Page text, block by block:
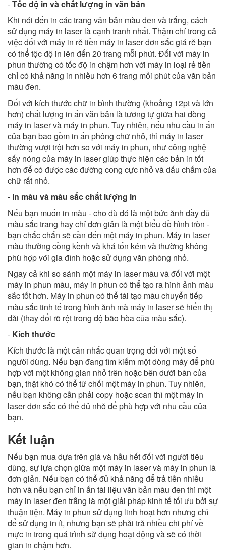
-Tốc độ in và chất lượng in văn bản
Khi nói đến in các trang văn bản màu đen và trắng, cách
sử dụng máy in laser là cạnh tranh nhất. Thậm chí trong cả
việc đối với máy in rẻ tiền máy in laser đơn sắc giá rẻ bạn
có thể tộc độ in lên đến 20 trang mỗi phút. Đối với máy in
phun thường có tốc độ in chậm hơn với máy in loại rẻ tiền
chỉ có khả năng in nhiều hơn 6 trang mỗi phút của văn bản
màu đen.
Đối với kích thước chữ in bình thường (khoảng 12pt và lớn
hơn) chất lượng in ấn văn bản là tương tự giữa hai dòng
máy in laser và máy in phun. Tuy nhiên, nếu nhu cầu in ấn
của bạn bao gồm in ấn phông chữ nhỏ, thì máy in laser
thường vượt trội hơn so với máy in phun, như công nghệ
sấy nóng của máy in laser giúp thực hiện các bản in tốt
hơn để có được các đường cong cực nhỏ và dấu chấm của
chữ rất nhỏ.
- In màu và màu sắc chất lượng in
Nếu bạn muốn in màu - cho dù đó là một bức ảnh đầy đủ
màu sắc trang hay chỉ đơn giản là một biểu đồ hình tròn -
bạn chắc chắn sẽ cần đến một máy in phun. Máy in laser
màu thường cồng kềnh và khá tốn kém và thường không
phù hợp với gia đình hoặc sử dụng văn phòng nhỏ.
Ngay cả khi so sánh một máy in laser màu và đối với một
máy in phun màu, máy in phun có thể tạo ra hình ảnh màu
sắc tốt hơn. Máy in phun có thể tái tạo màu chuyển tiếp
màu sắc tinh tế trong hình ảnh mà máy in laser sẽ hiển thị
dải (thay đổi rõ rệt trong độ bão hòa của màu sắc).
- Kích thước
Kích thước là một cân nhắc quan trọng đối với một số
người dùng. Nếu bạn đang tìm kiếm một dòng máy để phù
hợp với một không gian nhỏ trên hoặc bên dưới bàn của
bạn, thật khó có thể từ chối một máy in phun. Tuy nhiên,
nếu bạn không cần phải copy hoặc scan thì một máy in
laser đơn sắc có thể đủ nhỏ để phù hợp với nhu cầu của
bạn.
Kết luận
Nếu bạn mua dựa trên giá và hầu hết đối với người tiêu
dùng, sự lựa chọn giữa một máy in laser và máy in phun là
đơn giản. Nếu bạn có thể đủ khả năng để trả tiền nhiều
hơn và nếu bạn chỉ in ấn tài liệu văn bản màu đen thì một
máy in laser đen trắng là một giải pháp kinh tế tối ưu bởi sự
thuận tiện. Máy in phun sử dụng linh hoạt hơn nhưng chỉ
để sử dụng in ít, nhưng bạn sẽ phải trả nhiều chi phí về
mực in trong quá trình sử dụng hoạt động và sẽ có thời
gian in chậm hơn.